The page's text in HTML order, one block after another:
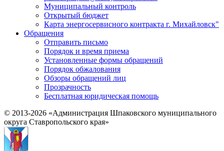
Муниципальный контроль
Открытый бюджет
Карта энергосервисного контракта г. Михайловск"
Обращения
Отправить письмо
Порядок и время приема
Установленные формы обращений
Порядок обжалования
Обзоры обращений лиц
Прозрачность
Бесплатная юридическая помощь
© 2013-2026 «Администрация Шпаковского муниципального
округа Ставропольского края»